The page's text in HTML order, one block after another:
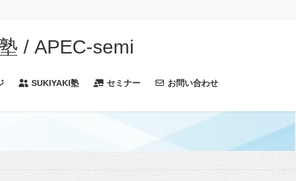
/ APEC-semi
SUKIYAKI塾 セミナー お問い合わせ